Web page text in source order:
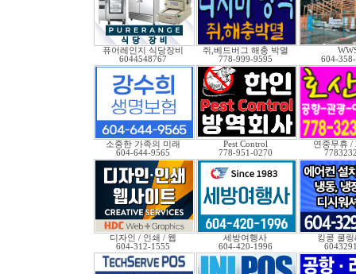
퓨어레인지 식당장비
6044548767
쥐,베드버그 해충 박멸
778-999-9595
604-
소중한 가족의 미래
604-644-9565
Pest Control
778-951-0270
연중무휴 /
디자인 / 인쇄 / 웹
604-312-1555
세방여행사
604-420-1996
킹콩 쿨